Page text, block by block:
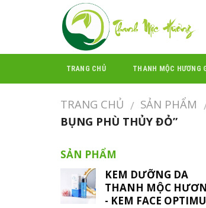
TRANG CHỦ THANH MỘC HƯƠNG
TRANG CHỦ / SẢN PHẨM
BỤNG PHÙ THỦY ĐỎ”
SẢN PHẨM
KEM DƯỠNG DA
THANH MỘC
- KEM FACE